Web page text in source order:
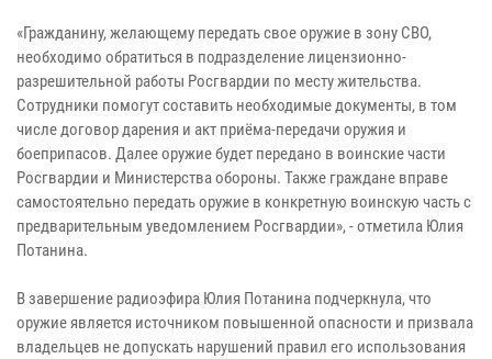
«Гражданину, желающему передать свое оружие в зону СВО,
необходимо обратиться в подразделение лицензионно-
разрешительной работы Росгвардии по месту жительства.
Сотрудники помогут составить необходимые документы, в том
числе договор дарения и акт приёма-передачи оружия и
боеприпасов. Далее оружие будет передано в воинские части
Росгвардии и Министерства обороны. Также граждане вправе
самостоятельно передать оружие в конкретную воинскую часть с
предварительным уведомлением Росгвардии», - отметила Юлия
Потанина.
В завершение радиоэфира Юлия Потанина подчеркнула, что
оружие является источником повышенной опасности и призвала
владельцев не допускать нарушений правил его использования